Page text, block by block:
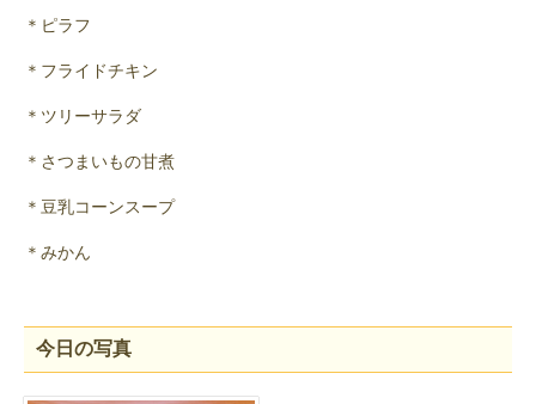
＊ピラフ
＊フライドチキン
＊ツリーサラダ
＊さつまいもの甘煮
＊豆乳コーンスープ
＊みかん
今日の写真